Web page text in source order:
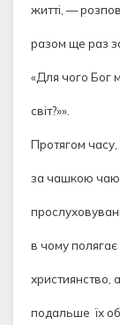
житті, —
разом ще раз
«Для чого Бог
світ?»».
Протягом
за чашкою
в чому полягає
християнство,
подальше їх